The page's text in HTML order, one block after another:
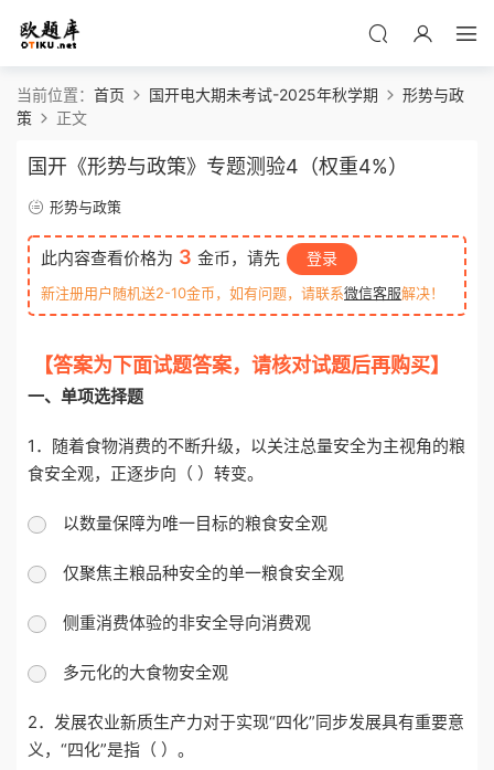
当前位置： 首页 国开电大期未考试-2025年秋学期
形势与政
策
正文
国开《形势与政策》专题测验4（权重4%）
形势与政策
此内容查看价格为 3 金币，请先 登录
新注册用户随机送2-10金币，如有问题，请联系微信客服解决！
【答案为下面试题答案，请核对试题后再购买】
一、单项选择题
1．随着食物消费的不断升级，以关注总量安全为主视角的粮
食安全观，正逐步向（ ）转变。
以数量保障为唯一目标的粮食安全观
仅聚焦主粮品种安全的单一粮食安全观
侧重消费体验的非安全导向消费观
多元化的大食物安全观
2．发展农业新质生产力对于实现“四化”同步发展具有重要意
义，“四化”是指（ ）。